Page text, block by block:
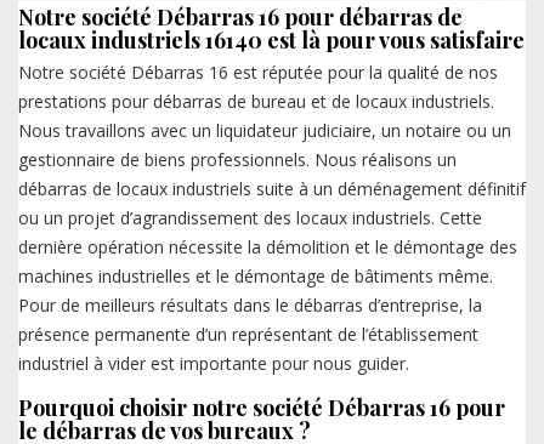
Notre société Débarras 16 pour débarras de
locaux industriels 16140 est là pour vous satisfaire
Notre société Débarras 16 est réputée pour la qualité de nos
prestations pour débarras de bureau et de locaux industriels.
Nous travaillons avec un liquidateur judiciaire, un notaire ou un
gestionnaire de biens professionnels. Nous réalisons un
débarras de locaux industriels suite à un déménagement définitif
ou un projet d’agrandissement des locaux industriels. Cette
dernière opération nécessite la démolition et le démontage des
machines industrielles et le démontage de bâtiments même.
Pour de meilleurs résultats dans le débarras d’entreprise, la
présence permanente d’un représentant de l’établissement
industriel à vider est importante pour nous guider.
Pourquoi choisir notre société Débarras 16 pour
le débarras de vos bureaux ?